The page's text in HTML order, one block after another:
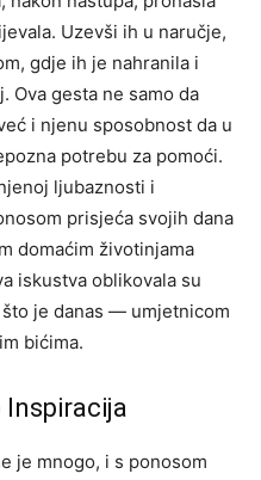
Uzevši ih u naručje,
gdje ih je nahranila i
Ova gesta ne samo da
i njenu sposobnost da u
potrebu za pomoći.
ljubaznosti i
prisjeća svojih dana
domaćim životinjama
iskustva oblikovala su
je danas — umjetnicom
bićima.
Inspiracija
je mnogo, i s ponosom